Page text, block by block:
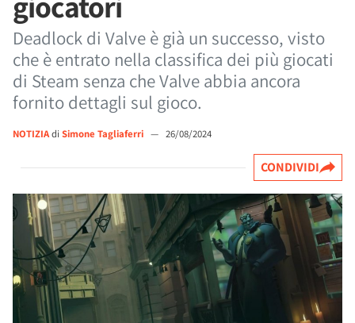
Deadlock di Valve è già un successo, visto
che è entrato nella classifica dei più giocati
di Steam senza che Valve abbia ancora
fornito dettagli sul gioco.
NOTIZIAdi Simone Tagliaferri — 26/08/2024
CONDIVIDI